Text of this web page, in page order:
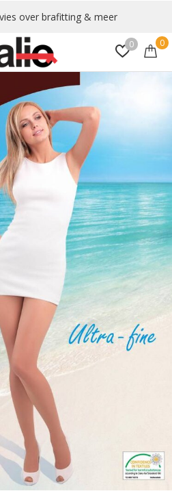
0 0
over brafitting & meer